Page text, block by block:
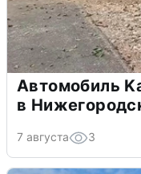
Автомобиль
в
7 августа 3